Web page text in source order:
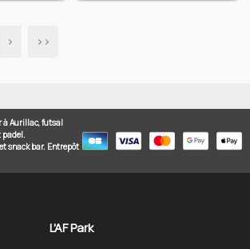
> >>
à Aurillac, futsal
padel.
snack bar. Entrepôt
L'AF Park